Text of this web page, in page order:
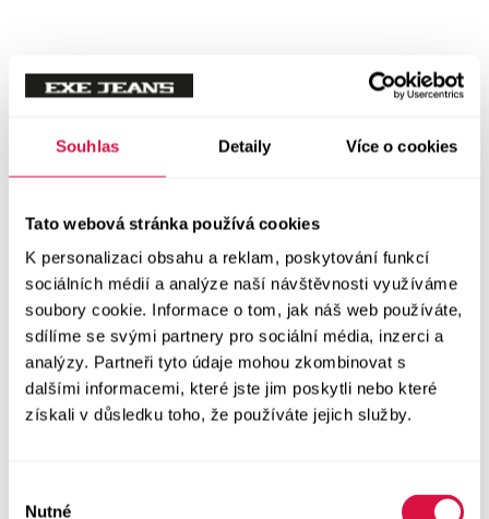
Souhlas Detaily Více o cookies
Tato webová stránka používá cookies
K personalizaci obsahu a reklam, poskytování funkcí
sociálních médií a analýze naší návštěvnosti využíváme
soubory cookie. Informace o tom, jak náš web používáte,
sdílíme se svými partnery pro sociální média, inzerci a
analýzy. Partneři tyto údaje mohou zkombinovat s
dalšími informacemi, které jste jim poskytli nebo které
získali v důsledku toho, že používáte jejich služby.
Nutné